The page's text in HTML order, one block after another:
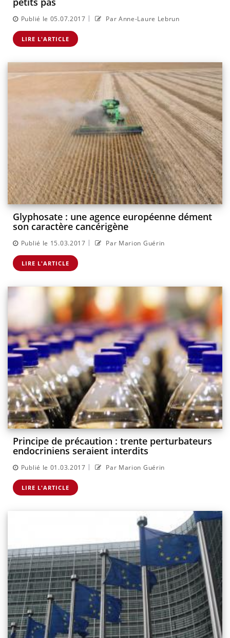
Publié le 05.07.2017 | Par Anne-Laure Lebrun
LIRE L'ARTICLE
Glyphosate : une agence européenne dément
son caractère cancérigène
Publié le 15.03.2017 | Par Marion Guérin
LIRE L'ARTICLE
Principe de précaution : trente perturbateurs
endocriniens seraient interdits
Publié le 01.03.2017 | Par Marion Guérin
LIRE L'ARTICLE